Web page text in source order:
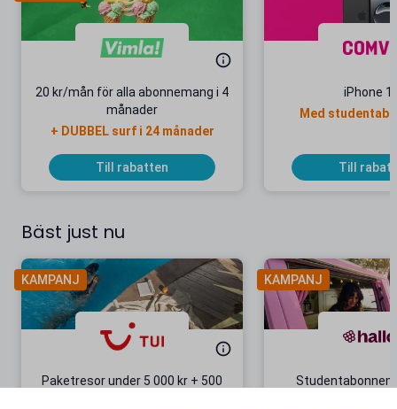
20 kr/mån för alla abonnemang i 4
månader
+ DUBBEL surf i 24 månader
Till rabatten
iPhone
Med
Till
Bäst just nu
KAMPANJ
Paketresor under 5 000 kr + 500
KAMPANJ